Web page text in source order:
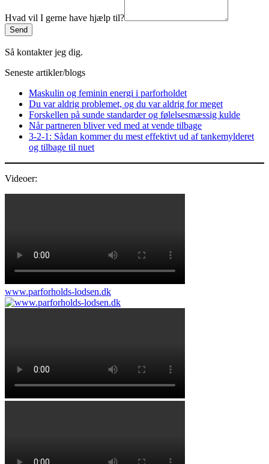
Hvad vil I gerne have hjælp til?
Send
Så kontakter jeg dig.
Seneste artikler/blogs
Maskulin og feminin energi i parforholdet
Du var aldrig problemet, og du var aldrig for meget
Forskellen på sunde standarder og følelsesmæssig kulde
Når partneren bliver ved med at vende tilbage
3‑2‑1: Sådan kommer du mest effektivt ud af tankemylderet
og tilbage til nuet
Videoer:
www.parforholds-lodsen.dk